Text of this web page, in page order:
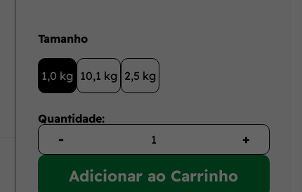
Tamanho
1,0 kg 10,1 kg 2,5 kg
Quantidade:
- +
Adicionar ao Carrinho